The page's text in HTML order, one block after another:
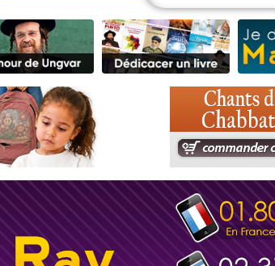
d'Israel
et le Birkat Hamazone à travers le temps
orphelins risquent de perdre leur maman